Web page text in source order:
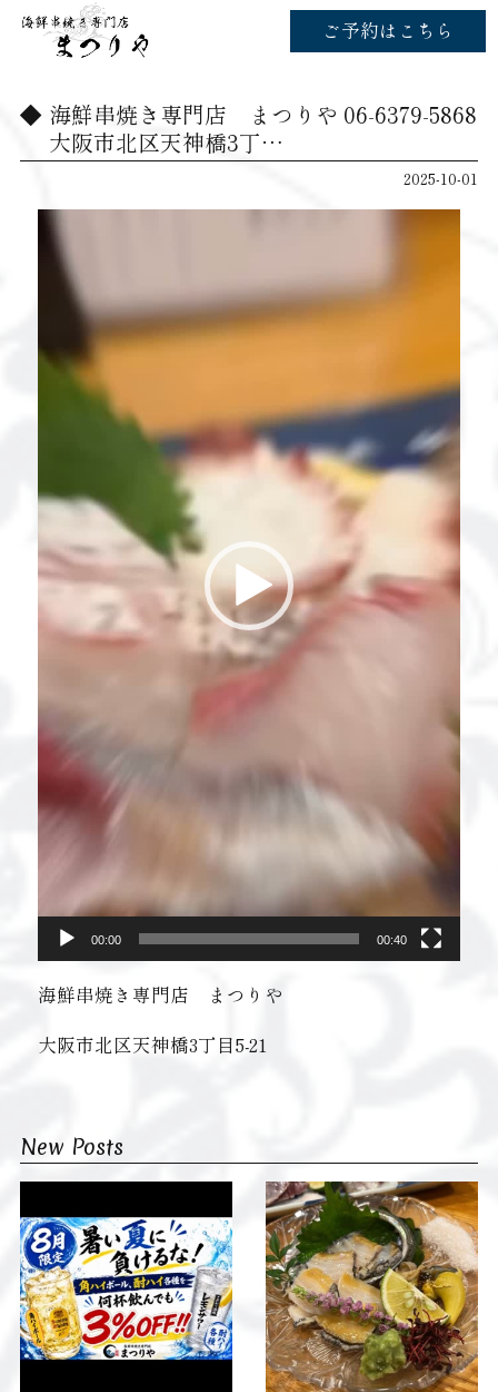
ご予約はこちら
海鮮串焼き専門店 まつりや 06-6379-5868
大阪市北区天神橋3丁…
2025-10-01
動
ー
00:00 00:40
海鮮串焼き専門店 まつりや
大阪市北区天神橋3丁目5-21
New Posts